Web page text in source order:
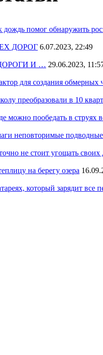
дождь помог обнаружить
ДОРОГ 6.07.2023, 22:49
И … 29.06.2023,
для создания обмерных
преобразовали в 10
можно пообедать в струях
неповторимые
не стоит угощать
на берегу озера
который зарядит все